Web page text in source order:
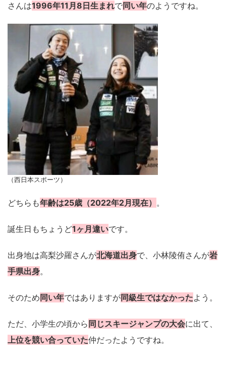
さんは1996年11月8日生まれで同い年のようですね。
（西日本スポーツ）
どちらも年齢は25歳（2022年2月現在） 。
誕生日もちょうど1ヶ月違いです。
出身地は高梨沙羅さんが北海道出身で、小林陵侑さんが岩
手県出身。
そのため 同い年ではありますが同級生ではなかったよう。
ただ、小学生の頃から 同じスキージャンプの大会に出て、
上位を競い合っていた仲だったようですね。